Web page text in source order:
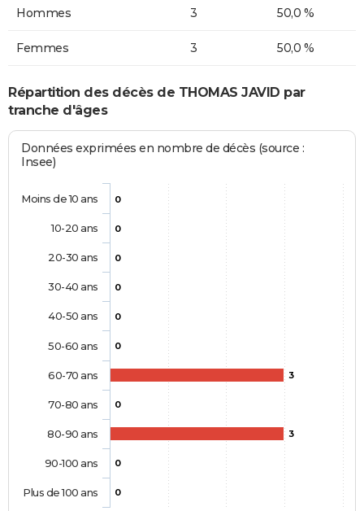
Hommes 3 50,0 %
Femmes 3 50,0 %
Répartition des décès de THOMAS JAVID par
tranche d'âges
Données exprimées en nombre de décès (source :
Insee)
0
0
0
0
0
0
3
0
3
0
0
Moins de 10 ans
10-20 ans
20-30 ans
30-40 ans
40-50 ans
50-60 ans
60-70 ans
70-80 ans
80-90 ans
90-100 ans
Plus de 100 ans